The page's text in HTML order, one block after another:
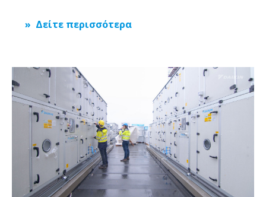
Δείτε περισσότερα